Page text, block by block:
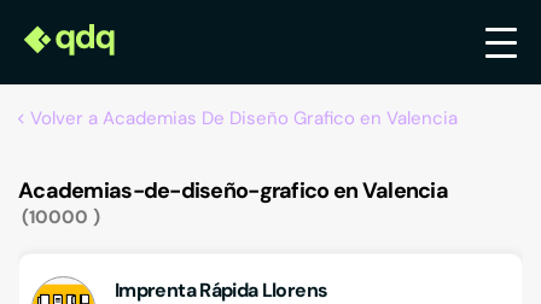
Volver a Academias De Diseño Grafico en Valencia
Academias-de-diseño-grafico en Valencia
10000
Imprenta Rápida Llorens